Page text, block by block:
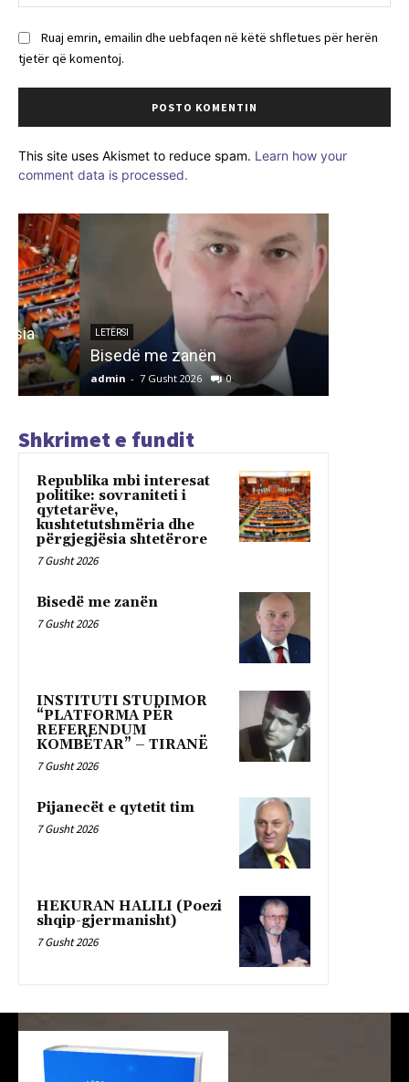
Ruaj emrin, emailin dhe uebfaqen në këtë shfletues për herën
tjetër që komentoj.
This site uses Akismet to reduce spam. Learn how your
comment data is processed.
LETËRSI
Bisedë me zanën
admin - 7 Gusht 2026 0
Shkrimet e fundit
Republika mbi interesat
politike: sovraniteti i
qytetarëve,
kushtetutshmëria dhe
përgjegjësia shtetërore
7 Gusht 2026
Bisedë me zanën
7 Gusht 2026
INSTITUTI STUDIMOR
“PLATFORMA PËR
REFERENDUM
KOMBËTAR” – TIRANË
7 Gusht 2026
Pijanecët e qytetit tim
7 Gusht 2026
HEKURAN HALILI (Poezi
shqip-gjermanisht)
7 Gusht 2026